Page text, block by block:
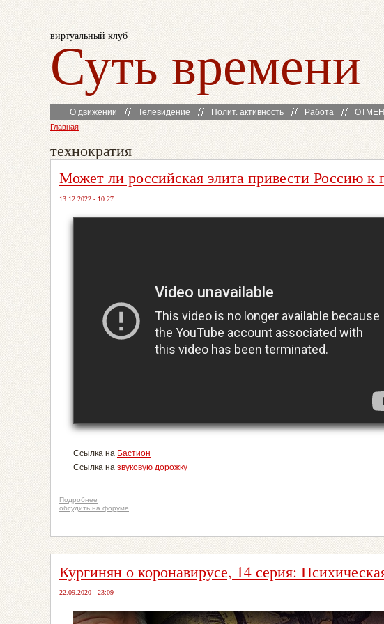
виртуальный клуб
Суть времени
О движении Телевидение Полит. активность Работа
Главная
технократия
Может ли российская элита привести Россию
13.12.2022 - 10:27
Ссылка на Бастион
Ссылка на звуковую дорожку
Подробнее
обсудить на форуме
Кургинян о коронавирусе, 14 серия:
22.09.2020 - 23:09